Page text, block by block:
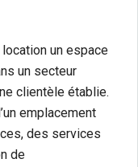
un espace
un secteur
clientèle établie.
emplacement
des services
de